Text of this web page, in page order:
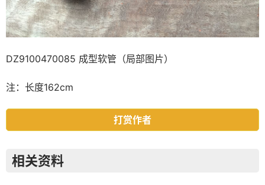
DZ9100470085 成型软管（局部图片）
注：长度162cm
打赏作者
相关资料